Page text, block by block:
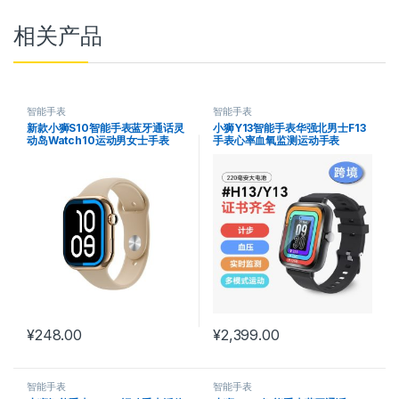
相关产品
智能手表
新款小狮S10智能手表蓝牙通话灵
动岛Watch10运动男女士手表
¥248.00
智能手表
小狮Y13智能手表华强北男士F13
手表心率血氧监测运动手表
¥2,399.00
智能手表 智能手表